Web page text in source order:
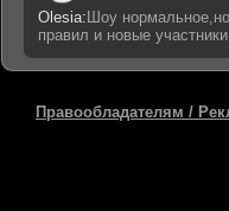
Olesia: Шоу
правил и новые
Правообладателям /